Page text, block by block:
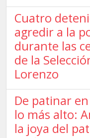
Cuatro
agredir a la
durante las
de la
Lorenzo
De patinar
lo más alto:
la joya del